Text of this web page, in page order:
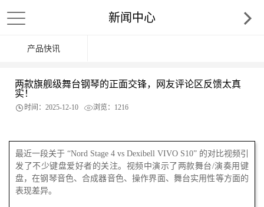
新闻中心
产品快讯
两款旗舰级舞台钢琴的正面交锋，网友评论区反馈太真
实！
时间：2025-12-10 浏览：1216
最近一段关于 “Nord Stage 4 vs Dexibell VIVO S10” 的对比视频引
发了不少键盘爱好者的关注。视频中演示了两款舞台/演奏用键
盘，在钢琴音色、合成器音色、操作界面、舞台实用性等方面的
表现差异。